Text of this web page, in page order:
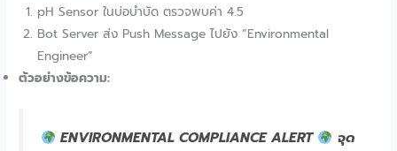
pH Sensor ในบ่อบำบัด ตรวจพบค่า 4.5
Bot Server ส่ง Push Message ไปยัง “Environmental
Engineer”
ตัวอย่างข้อความ:
ENVIRONMENTAL COMPLIANCE ALERT
จุด